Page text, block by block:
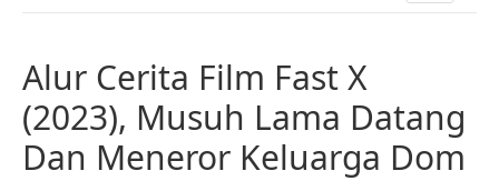
Alur Cerita Film Fast X
(2023), Musuh Lama Datang
Dan Meneror Keluarga Dom